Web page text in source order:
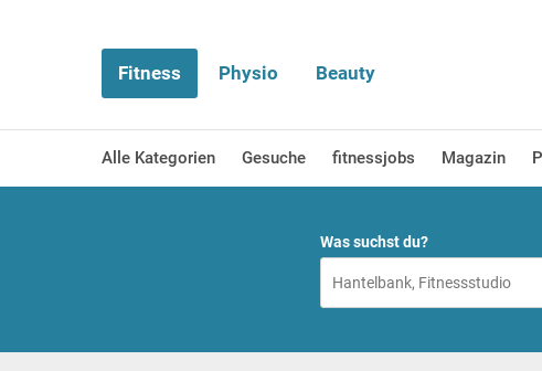
Fitness Physio Beauty
Alle Kategorien Gesuche fitnessjobs Magazin
Was suchst du?